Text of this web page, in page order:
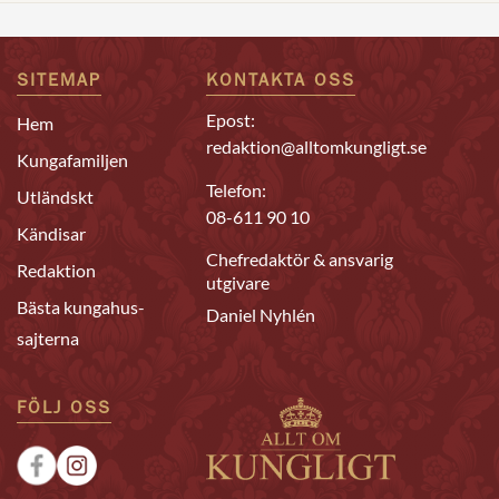
SITEMAP
Hem
Kungafamiljen
Utländskt
Kändisar
Redaktion
Bästa kungahus-
sajterna
KONTAKTA OSS
Epost:
redaktion@alltomkungligt.se
Telefon:
08-611 90 10
Chefredaktör & ansvarig
utgivare
Daniel Nyhlén
FÖLJ OSS